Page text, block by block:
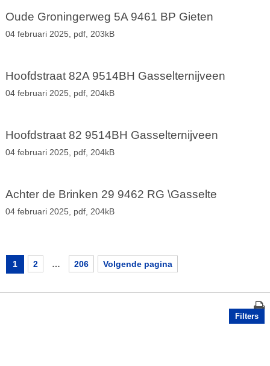
Oude Groningerweg 5A 9461 BP Gieten
04 februari 2025, pdf, 203kB
Hoofdstraat 82A 9514BH Gasselternijveen
04 februari 2025, pdf, 204kB
Hoofdstraat 82 9514BH Gasselternijveen
04 februari 2025, pdf, 204kB
Achter de Brinken 29 9462 RG \Gasselte
04 februari 2025, pdf, 204kB
1 2 … 206 Volgende pagina
Filters